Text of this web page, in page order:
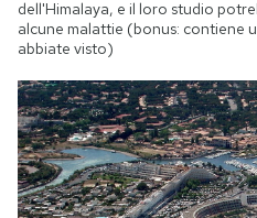
dell'Himalaya, e il loro studio
alcune malattie (bonus: contiene
abbiate visto)